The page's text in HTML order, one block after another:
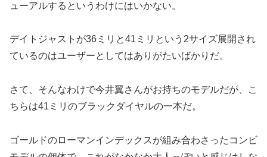
ューアルするというわけにはいかない。
デイトジャストが36ミリと41ミリという2サイズ展開され
ているのはユーザーとしてはありがたいばかりだ。
さて、そんなわけで今井翼さんがお持ちのモデルだが、こ
ちらは41ミリのブラックダイヤルの一本だ。
ゴールドのローマンインデックスが組み合わさったコンビ